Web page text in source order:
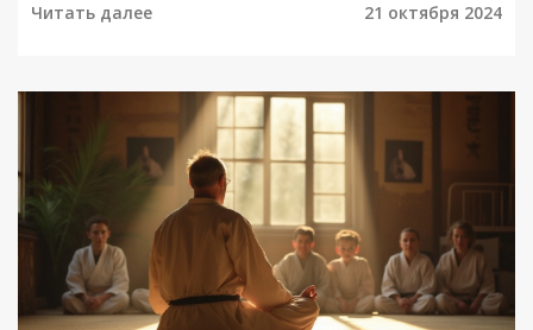
различные боевые искусства, подходящие для
особенности. Также приводятся советы по
безопасному началу тренировок и поддержанию
Читать далее 21 октября 2024